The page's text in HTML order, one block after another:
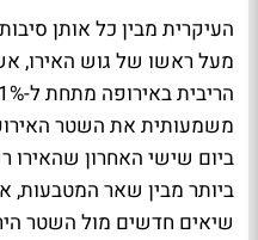
העיקרית מבין כל אותן
מעל ראשו של גוש האירו,
משמעותית את השטר
ביום שישי האחרון שהאירו
ביותר מבין שאר המטבעות,
שיאים חדשים מול השטר